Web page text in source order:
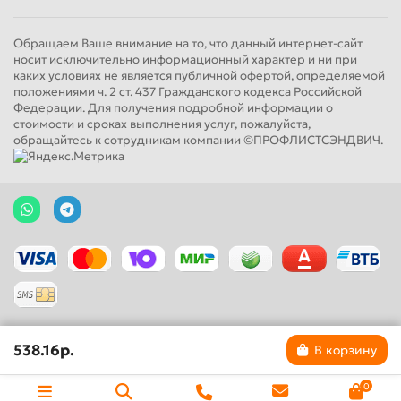
Обращаем Ваше внимание на то, что данный интернет-сайт
носит исключительно информационный характер и ни при
каких условиях не является публичной офертой, определяемой
положениями ч. 2 ст. 437 Гражданского кодекса Российской
Федерации. Для получения подробной информации о
стоимости и сроках выполнения услуг, пожалуйста,
обращайтесь к сотрудникам компании ©ПРОФЛИСТСЭНДВИЧ.
538.16р. В корзину
0